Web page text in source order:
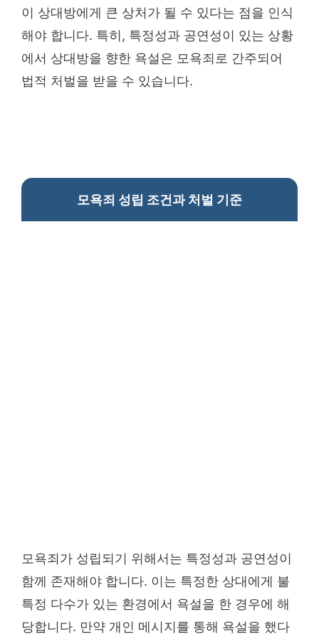
이 상대방에게 큰 상처가 될 수 있다는 점을 인식
해야 합니다. 특히, 특정성과 공연성이 있는 상황
에서 상대방을 향한 욕설은 모욕죄로 간주되어
법적 처벌을 받을 수 있습니다.
모욕죄 성립 조건과 처벌 기준
모욕죄가 성립되기 위해서는 특정성과 공연성이
함께 존재해야 합니다. 이는 특정한 상대에게 불
특정 다수가 있는 환경에서 욕설을 한 경우에 해
당합니다. 만약 개인 메시지를 통해 욕설을 했다